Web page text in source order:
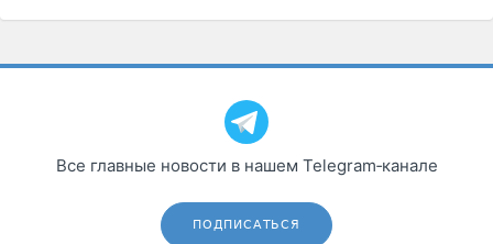
Все главные новости в нашем Telegram‑канале
ПОДПИСАТЬСЯ